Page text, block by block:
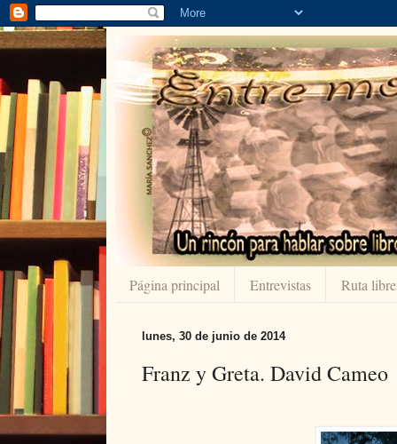
Página principal Entrevistas Ruta
lunes, 30 de junio de 2014
Franz y Greta. David Cameo